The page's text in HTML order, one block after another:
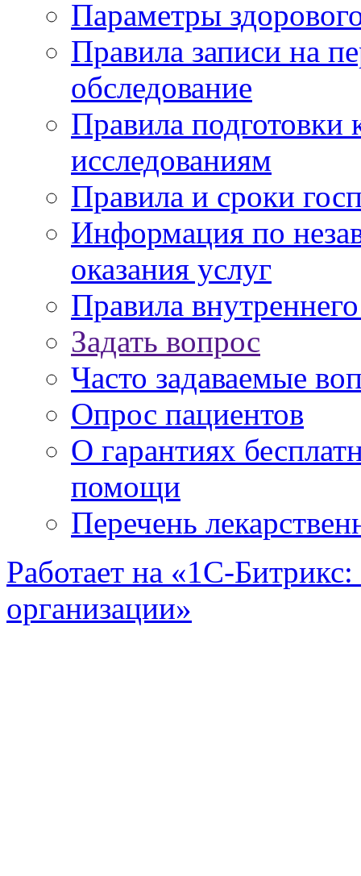
Параметры
Правила записи на
обследование
Правила подготовки
исследованиям
Правила и сроки
Информация по
оказания услуг
Правила
Задать вопрос
Часто задаваемые
Опрос пациентов
О гарантиях
помощи
Перечень
Работает на «1С-
организации»